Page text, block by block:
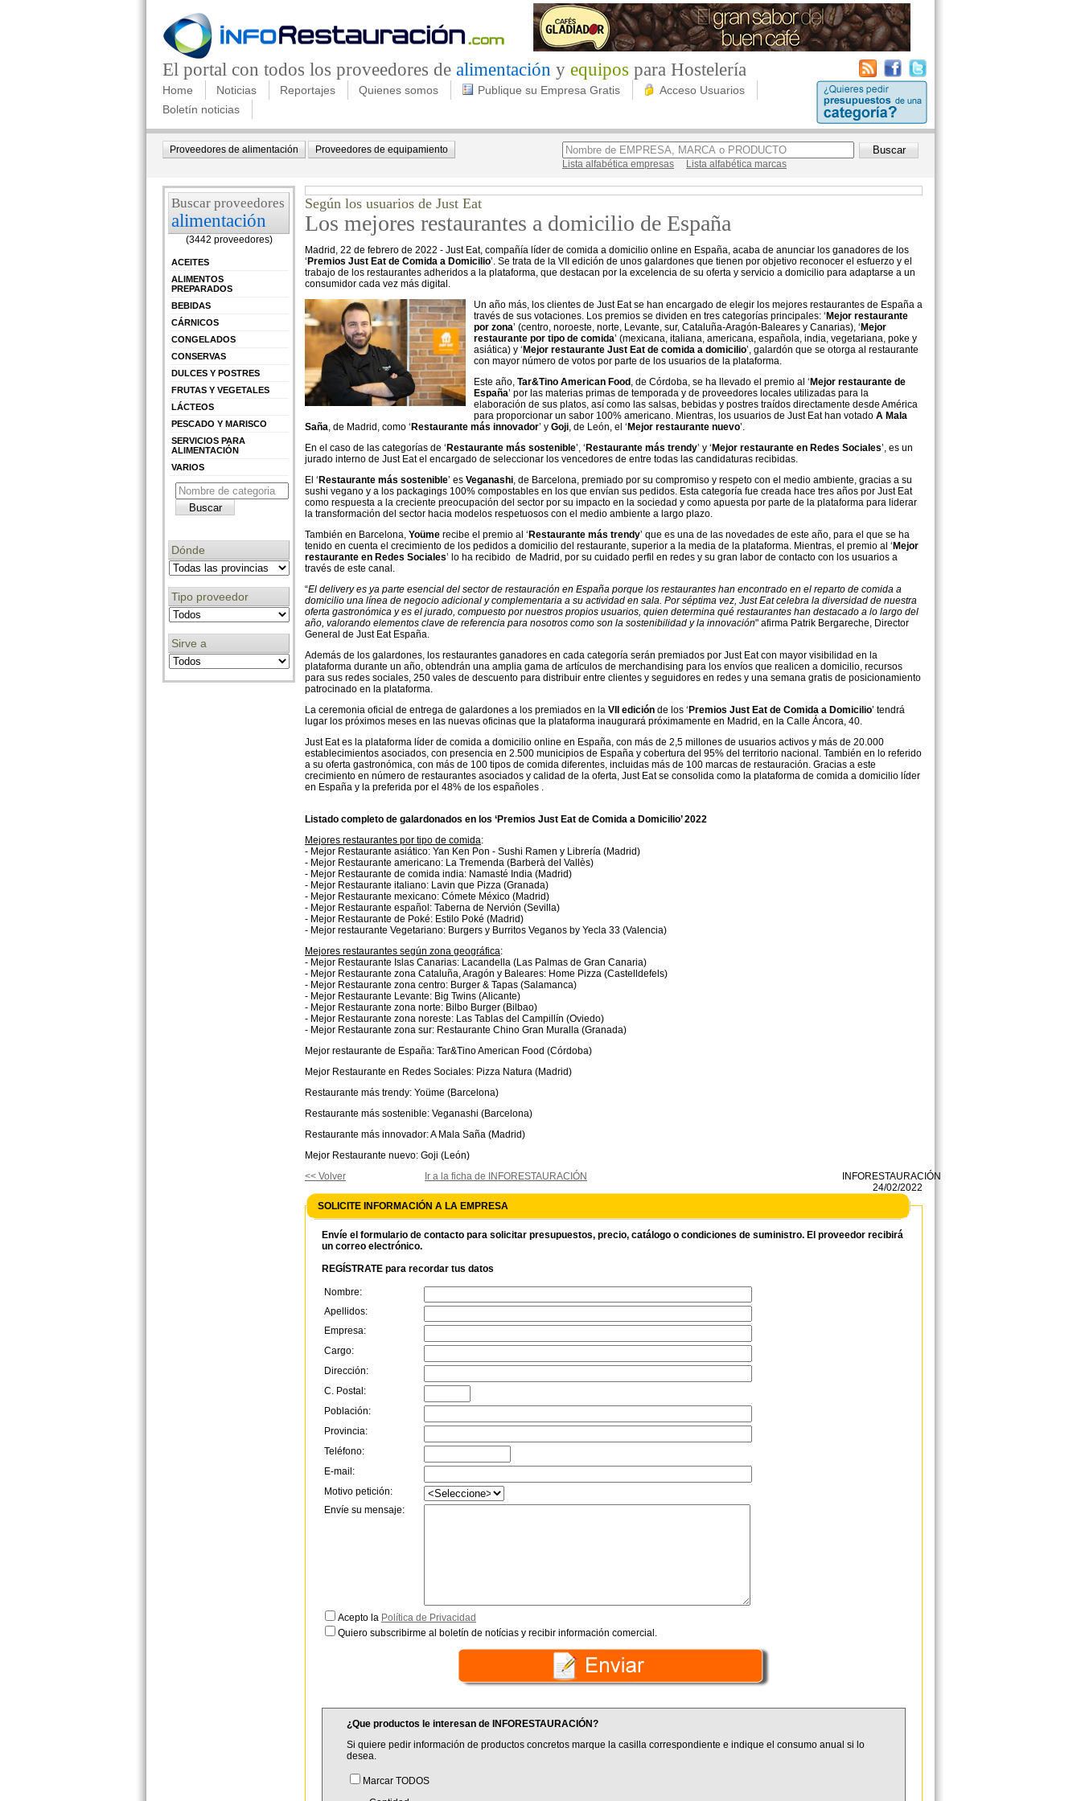
El portal con todos los proveedores de alimentación y equipos para Hostelería
Home Noticias Reportajes Quienes somos Publique su Empresa Gratis
Acceso Usuarios
Boletín noticias
Proveedores de alimentación
Proveedores de equipamiento
Lista alfabética empresas
Lista alfabética marcas
Buscar proveedores
alimentación
(3442 proveedores)
ACEITES
ALIMENTOS
PREPARADOS
BEBIDAS
CÁRNICOS
CONGELADOS
CONSERVAS
DULCES Y POSTRES
FRUTAS Y VEGETALES
LÁCTEOS
PESCADO Y MARISCO
SERVICIOS PARA
ALIMENTACIÓN
VARIOS
Dónde
Tipo proveedor
Sirve a
Según los usuarios de Just Eat
Los mejores restaurantes a domicilio de España
Madrid, 22 de febrero de 2022 - Just Eat, compañía líder de comida a domicilio online en España, acaba de anunciar los ganadores de los
‘ Premios Just Eat de Comida a Domicilio’. Se trata de la VII edición de unos galardones que tienen por objetivo reconocer el esfuerzo y el
trabajo de los restaurantes adheridos a la plataforma, que destacan por la excelencia de su oferta y servicio a domicilio para adaptarse a un
consumidor cada vez más digital.
Un año más, los clientes de Just Eat se han encargado de elegir los mejores restaurantes de España a
través de sus votaciones. Los premios se dividen en tres categorías principales: ‘ Mejor restaurante
por zona’ (centro, noroeste, norte, Levante, sur, Cataluña-Aragón-Baleares y Canarias), ‘ Mejor
restaurante por tipo de comida’ (mexicana, italiana, americana, española, india, vegetariana, poke y
asiática) y ‘ Mejor restaurante Just Eat de comida a domicilio’, galardón que se otorga al restaurante
con mayor número de votos por parte de los usuarios de la plataforma.
Este año, Tar&Tino American Food , de Córdoba, se ha llevado el premio al ‘ Mejor restaurante de
España’ por las materias primas de temporada y de proveedores locales utilizadas para la
elaboración de sus platos, así como las salsas, bebidas y postres traídos directamente desde América
para proporcionar un sabor 100% americano. Mientras, los usuarios de Just Eat han votado A Mala
Saña, de Madrid, como ‘ Restaurante más innovador’ y Goji, de León, el ‘ Mejor restaurante nuevo’.
En el caso de las categorías de ‘ Restaurante más sostenible’, ‘ Restaurante más trendy’ y ‘ Mejor restaurante en Redes Sociales’, es un
jurado interno de Just Eat el encargado de seleccionar los vencedores de entre todas las candidaturas recibidas.
El ‘ Restaurante más sostenible’ es Veganashi, de Barcelona, premiado por su compromiso y respeto con el medio ambiente, gracias a su
sushi vegano y a los packagings 100% compostables en los que envían sus pedidos. Esta categoría fue creada hace tres años por Just Eat
como respuesta a la creciente preocupación del sector por su impacto en la sociedad y como apuesta por parte de la plataforma para liderar
la transformación del sector hacia modelos respetuosos con el medio ambiente a largo plazo.
También en Barcelona, Yoüme recibe el premio al ‘ Restaurante más trendy’ que es una de las novedades de este año, para el que se ha
tenido en cuenta el crecimiento de los pedidos a domicilio del restaurante, superior a la media de la plataforma. Mientras, el premio al ‘ Mejor
restaurante en Redes Sociales’ lo ha recibido de Madrid, por su cuidado perfil en redes y su gran labor de contacto con los usuarios a
través de este canal.
“El delivery es ya parte esencial del sector de restauración en España porque los restaurantes han encontrado en el reparto de comida a
domicilio una línea de negocio adicional y complementaria a su actividad en sala. Por séptima vez, Just Eat celebra la diversidad de nuestra
oferta gastronómica y es el jurado, compuesto por nuestros propios usuarios, quien determina qué restaurantes han destacado a lo largo del
año, valorando elementos clave de referencia para nosotros como son la sostenibilidad y la innovación" afirma Patrik Bergareche, Director
General de Just Eat España.
Además de los galardones, los restaurantes ganadores en cada categoría serán premiados por Just Eat con mayor visibilidad en la
plataforma durante un año, obtendrán una amplia gama de artículos de merchandising para los envíos que realicen a domicilio, recursos
para sus redes sociales, 250 vales de descuento para distribuir entre clientes y seguidores en redes y una semana gratis de posicionamiento
patrocinado en la plataforma.
La ceremonia oficial de entrega de galardones a los premiados en la VII edición de los ‘ Premios Just Eat de Comida a Domicilio’ tendrá
lugar los próximos meses en las nuevas oficinas que la plataforma inaugurará próximamente en Madrid, en la Calle Áncora, 40.
Just Eat es la plataforma líder de comida a domicilio online en España, con más de 2,5 millones de usuarios activos y más de 20.000
establecimientos asociados, con presencia en 2.500 municipios de España y cobertura del 95% del territorio nacional. También en lo referido
a su oferta gastronómica, con más de 100 tipos de comida diferentes, incluidas más de 100 marcas de restauración. Gracias a este
crecimiento en número de restaurantes asociados y calidad de la oferta, Just Eat se consolida como la plataforma de comida a domicilio líder
en España y la preferida por el 48% de los españoles .
Listado completo de galardonados en los ‘Premios Just Eat de Comida a Domicilio’ 2022
Mejores restaurantes por tipo de comida:
- Mejor Restaurante asiático: Yan Ken Pon - Sushi Ramen y Librería (Madrid)
- Mejor Restaurante americano: La Tremenda (Barberà del Vallès)
- Mejor Restaurante de comida india: Namasté India (Madrid)
- Mejor Restaurante italiano: Lavin que Pizza (Granada)
- Mejor Restaurante mexicano: Cómete México (Madrid)
- Mejor Restaurante español: Taberna de Nervión (Sevilla)
- Mejor Restaurante de Poké: Estilo Poké (Madrid)
- Mejor restaurante Vegetariano: Burgers y Burritos Veganos by Yecla 33 (Valencia)
Mejores restaurantes según zona geográfica:
- Mejor Restaurante Islas Canarias: Lacandella (Las Palmas de Gran Canaria)
- Mejor Restaurante zona Cataluña, Aragón y Baleares: Home Pizza (Castelldefels)
- Mejor Restaurante zona centro: Burger & Tapas (Salamanca)
- Mejor Restaurante Levante: Big Twins (Alicante)
- Mejor Restaurante zona norte: Bilbo Burger (Bilbao)
- Mejor Restaurante zona noreste: Las Tablas del Campillín (Oviedo)
- Mejor Restaurante zona sur: Restaurante Chino Gran Muralla (Granada)
Mejor restaurante de España: Tar&Tino American Food (Córdoba)
Mejor Restaurante en Redes Sociales: Pizza Natura (Madrid)
Restaurante más trendy: Yoüme (Barcelona)
Restaurante más sostenible: Veganashi (Barcelona)
Restaurante más innovador: A Mala Saña (Madrid)
Mejor Restaurante nuevo: Goji (León)
<< Volver
Ir a la ficha de INFORESTAURACIÓN
INFORESTAURACIÓN
24/02/2022
SOLICITE INFORMACIÓN A LA EMPRESA
Envíe el formulario de contacto para solicitar presupuestos, precio, catálogo o condiciones de suministro. El proveedor recibirá
un correo electrónico.
REGÍSTRATE para recordar tus datos
Nombre:
Apellidos:
Empresa:
Cargo:
Dirección:
C. Postal:
Población:
Provincia:
Teléfono:
E-mail:
Motivo petición:
Envíe su mensaje:
Acepto la Política de Privacidad
Quiero subscribirme al boletín de notícias y recibir información comercial.
¿Que productos le interesan de INFORESTAURACIÓN?
Si quiere pedir información de productos concretos marque la casilla correspondiente e indique el consumo anual si lo
desea.
Marcar TODOS